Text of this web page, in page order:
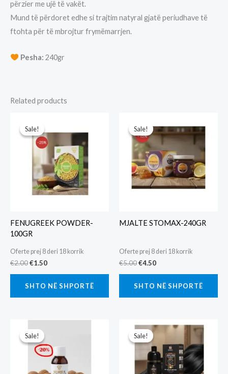
përzier me ujë të vakët.
Mund të përdoret edhe si trajtim natyral gjatë periudhave të
ftohta për të mbrojtur frymëmarrjen.
Pesha: 240gr
Related products
Sale!
Sale!
FENUGREEK POWDER-
100GR
Oferte prej 8 deri 18 korrik
€2.00Original
€2.00.
€1.50Current
€1.50.
SHTO NË SHPORTË
Sale!
Sale!
MJALTE STOMAX-240GR
Oferte prej 8 deri 18 korrik
€5.00Original
€5.00.
€4.50Current
€4.50.
SHTO NË SHPORTË
Sale!
Sale! Sale!
Sale!